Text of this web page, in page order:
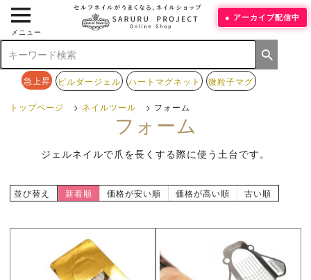
メニュー
急上昇 ビルダージェル ハートマグネット 微粒子マグ
アーカイブ配信中
トップページ ネイルツール フォーム
フォーム
ジェルネイルで爪を長くする際に使う土台です。
並び替え 新着順 価格が安い順 価格が高い順 古い順